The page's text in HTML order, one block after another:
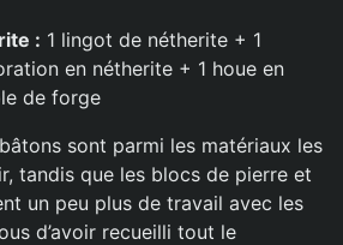
: 1 lingot de nétherite + 1
en nétherite + 1 houe en
de forge
sont parmi les matériaux les
tandis que les blocs de pierre et
un peu plus de travail avec les
d’avoir recueilli tout le